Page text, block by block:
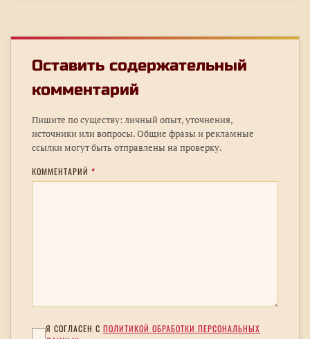
Оставить содержательный
комментарий
Пишите по существу: личный опыт, уточнения,
источники или вопросы. Общие фразы и рекламные
ссылки могут быть отправлены на проверку.
КОММЕНТАРИЙ *
Я СОГЛАСЕН С ПОЛИТИКОЙ ОБРАБОТКИ ПЕРСОНАЛЬНЫХ